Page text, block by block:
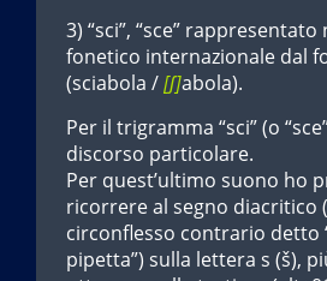
3) “sci”, “sce” rappresentato
fonetico internazionale dal
(sciabola /[ʃ]abola).
Per il trigramma “sci” (o
discorso particolare.
Per quest’ultimo suono ho
ricorrere al segno diacritico
circonflesso contrario detto
pipetta”) sulla lettera s (š),